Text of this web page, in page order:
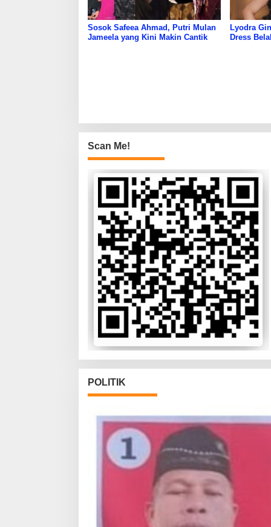
Sosok Safeea Ahmad, Putri Mulan
Jameela yang Kini Makin Cantik
Lyodra
Dress
Scan Me!
POLITIK